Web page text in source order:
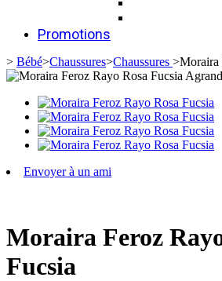
Promotions
> Bébé>Chaussures>Chaussures >Moraira
Envoyer à un ami
Moraira Feroz
Fucsia